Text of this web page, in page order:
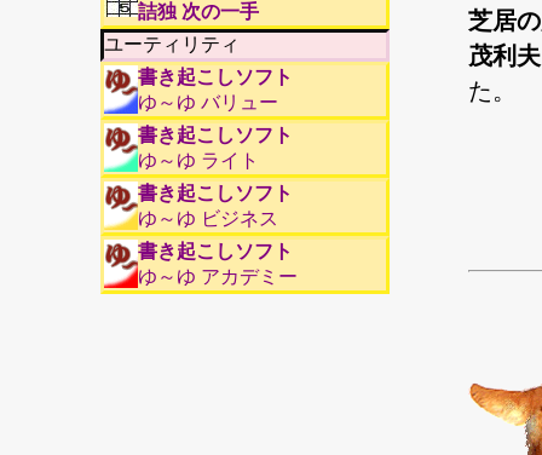
詰独 次の一手
ユーティリティ
書き起こしソフト
ゆ～ゆ バリュー
書き起こしソフト
ゆ～ゆ ライト
書き起こしソフト
ゆ～ゆ ビジネス
書き起こしソフト
ゆ～ゆ アカデミー
芝居
茂利夫
た。